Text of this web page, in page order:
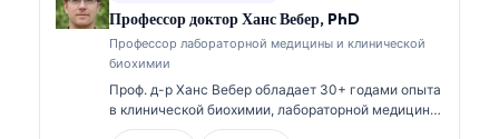
Профессор доктор Ханс Вебер, PhD
Профессор лабораторной медицины и клинической
биохимии
Проф. д-р Ханс Вебер обладает 30+ годами опыта
в клинической биохимии, лабораторной медицине
и исследованиях биомаркеров. Бывший президент